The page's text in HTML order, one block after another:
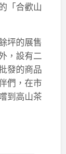
「合歡山
坪的展售
，設有二
發的商品
們，在市
到高山茶